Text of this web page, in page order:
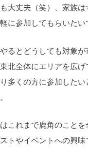
大丈夫（笑）、家族は
に参加してもらいたい
るとどうしても対象が
北全体にエリアを広げ
多くの方に参加したい
これまで鹿角のことを
トやイベントへの興